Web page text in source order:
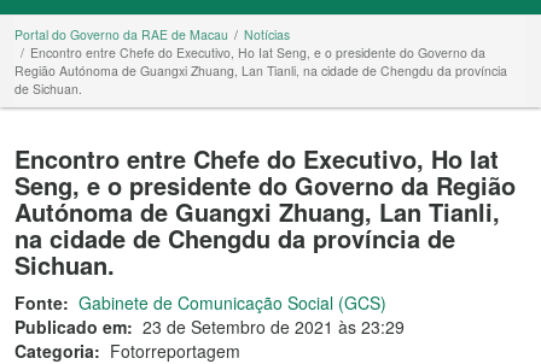
Portal do Governo da RAE de Macau
Notícias
Encontro entre Chefe do Executivo, Ho Iat Seng, e o presidente do Governo da
Região Autónoma de Guangxi Zhuang, Lan Tianli, na cidade de Chengdu da província
de Sichuan.
Encontro entre Chefe do Executivo, Ho Iat
Seng, e o presidente do Governo da Região
Autónoma de Guangxi Zhuang, Lan Tianli,
na cidade de Chengdu da província de
Sichuan.
Fonte: Gabinete de Comunicação Social (GCS)
Publicado em: 23 de Setembro de 2021 às 23:29
Categoria: Fotorreportagem